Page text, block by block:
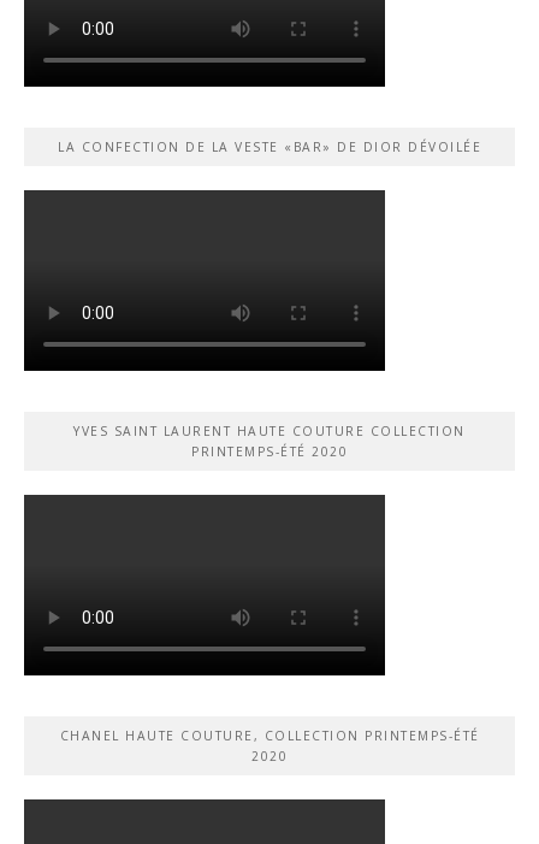
LA CONFECTION DE LA VESTE «BAR» DE DIOR DÉVOILÉE
YVES SAINT LAURENT HAUTE COUTURE COLLECTION
PRINTEMPS-ÉTÉ 2020
CHANEL HAUTE COUTURE, COLLECTION PRINTEMPS-ÉTÉ
2020